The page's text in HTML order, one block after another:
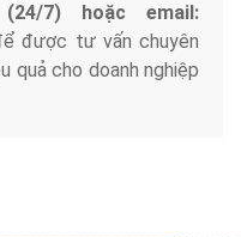
7) hoặc email:
được tư vấn chuyên
quả cho doanh nghiệp